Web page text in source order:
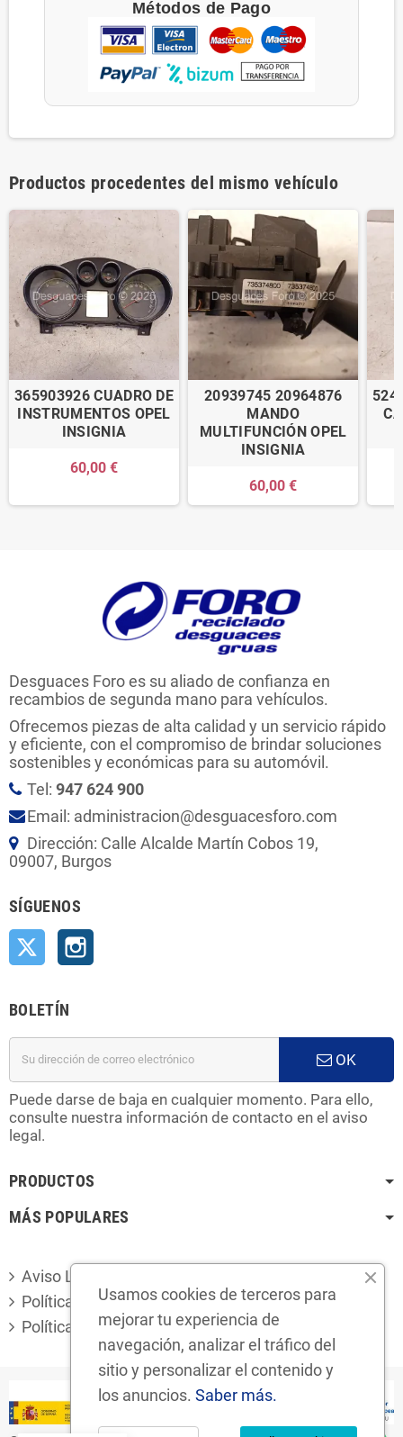
Métodos de Pago
Productos procedentes del mismo vehículo
365903926 CUADRO DE
INSTRUMENTOS OPEL
INSIGNIA
60,00 €
20939745 20964876
MANDO
MULTIFUNCIÓN OPEL
INSIGNIA
60,00 €
Desguaces Foro es su aliado de confianza en
recambios de segunda mano para vehículos.
Ofrecemos piezas de alta calidad y un servicio rápido
y eficiente, con el compromiso de brindar soluciones
sostenibles y económicas para su automóvil.
Tel: 947 624 900
Email: administracion@desguacesforo.com
Dirección: Calle Alcalde Martín Cobos 19,
09007, Burgos
SÍGUENOS
Twitter
BOLETÍN
OK
Puede darse de baja en cualquier momento. Para ello,
consulte nuestra información de contacto en el aviso
legal.
PRODUCTOS
MÁS POPULARES
Aviso Legal
Política de privacidad
Política de cookies
Usamos cookies de terceros para
mejorar tu experiencia de
navegación, analizar el tráfico del
sitio y personalizar el contenido y
los anuncios. Saber más.